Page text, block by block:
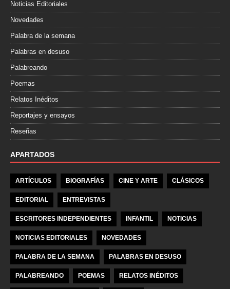
Noticias Editoriales
Novedades
Palabra de la semana
Palabras en desuso
Palabreando
Poemas
Relatos Inéditos
Reportajes y ensayos
Reseñas
APARTADOS
ARTÍCULOS BIOGRAFÍAS CINE Y ARTE CLÁSICOS
EDITORIAL ENTREVISTAS
ESCRITORES INDEPENDIENTES INFANTIL NOTICIAS
NOTICIAS EDITORIALES NOVEDADES
PALABRA DE LA SEMANA PALABRAS EN DESUSO
PALABREANDO POEMAS RELATOS INÉDITOS